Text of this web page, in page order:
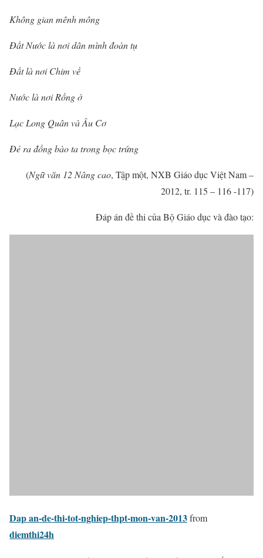
Không gian mênh mông
Đất Nước là nơi dân mình đoàn tụ
Đất là nơi Chim về
Nước là nơi Rồng ở
Lạc Long Quân và Âu Cơ
Đẻ ra đồng bào ta trong bọc trứng
(Ngữ văn 12 Nâng cao, Tập một, NXB Giáo dục Việt Nam –
2012, tr. 115 – 116 -117)
Đáp án đề thi của Bộ Giáo dục và đào tạo:
Dap an-de-thi-tot-nghiep-thpt-mon-van-2013from
diemthi24h